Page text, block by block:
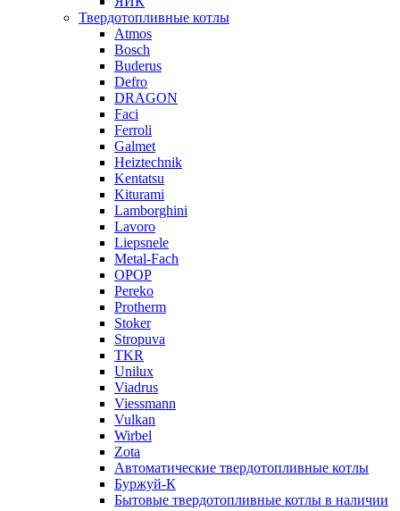
Твердотопливные котлы
Atmos
Bosch
Buderus
Defro
DRAGON
Faci
Ferroli
Galmet
Heiztechnik
Kentatsu
Kiturami
Lamborghini
Lavoro
Liepsnele
Metal-Fach
OPOP
Pereko
Protherm
Stoker
Stropuva
TKR
Unilux
Viadrus
Viessmann
Vulkan
Wirbel
Zota
Автоматические твердотопливные котлы
Буржуй-К
Бытовые твердотопливные котлы в наличии